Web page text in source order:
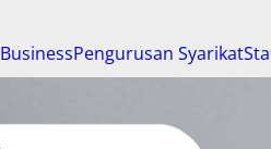
BusinessPengurusan Syarikat